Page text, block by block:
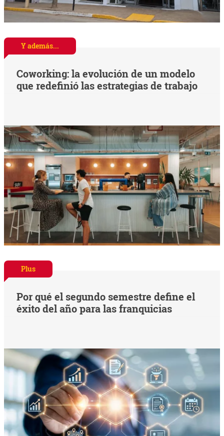
Y además...
Coworking: la evolución de un modelo
que redefinió las estrategias de trabajo
Plus
Por qué el segundo semestre define el
éxito del año para las franquicias